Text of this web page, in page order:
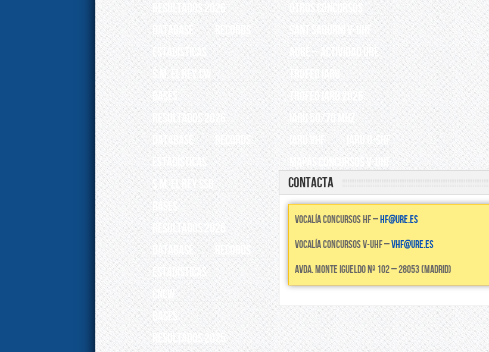
RESULTADOS 2026
Database
Records
ESTADÍSTICAS
S.M. EL REY CW
BASES
RESULTADOS 2026
Database
Records
ESTADÍSTICAS
S.M. EL REY SSB
BASES
RESULTADOS 2026
Database
Records
ESTADÍSTICAS
CNCW
BASES
RESULTADOS 2025
OTROS CONCURSOS
Sant Sadurní V-UHF
AURE – Actividad URE
TROFEO IARU
TROFEO IARU 2026
IARU 50/70 Mhz
IARU VHF
IARU U-SHF
Mapas Concursos V-UHF
Contacta
Vocalía concursos HF – hf@ure.es
Vocalía concursos V-UHF –vhf@ure.es
Avda. Monte Igueldo nº 102 – 28053 (Madrid)